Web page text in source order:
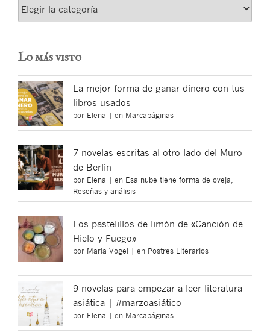
Lo más visto
La mejor forma de ganar dinero con tus
libros usados
por Elena | en Marcapáginas
7 novelas escritas al otro lado del Muro
de Berlín
por Elena | en Esa nube tiene forma de oveja,
Reseñas y análisis
Los pastelillos de limón de «Canción de
Hielo y Fuego»
por María Vogel | en Postres Literarios
9 novelas para empezar a leer literatura
asiática | #marzoasiático
por Elena | en Marcapáginas